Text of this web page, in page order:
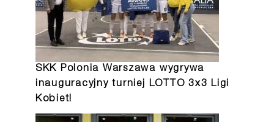
SKK Polonia Warszawa wygrywa
inauguracyjny turniej LOTTO 3x3 Ligi
Kobiet!